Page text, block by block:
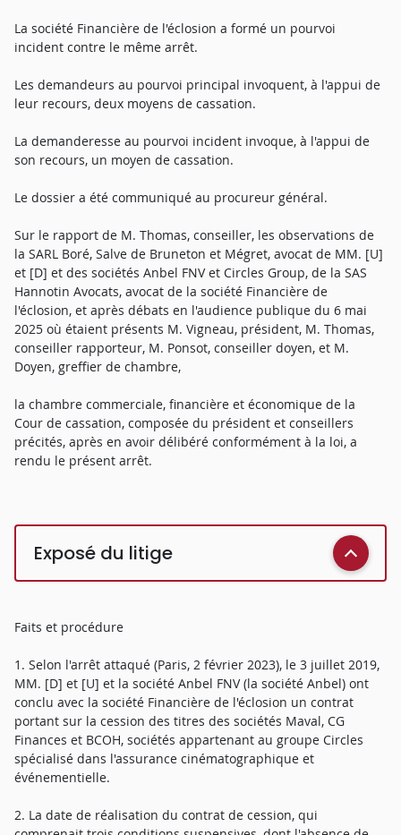
La société Financière de l'éclosion a formé un pourvoi
incident contre le même arrêt.
Les demandeurs au pourvoi principal invoquent, à l'appui de
leur recours, deux moyens de cassation.
La demanderesse au pourvoi incident invoque, à l'appui de
son recours, un moyen de cassation.
Le dossier a été communiqué au procureur général.
Sur le rapport de M. Thomas, conseiller, les observations de
la SARL Boré, Salve de Bruneton et Mégret, avocat de MM. [U]
et [D] et des sociétés Anbel FNV et Circles Group, de la SAS
Hannotin Avocats, avocat de la société Financière de
l'éclosion, et après débats en l'audience publique du 6 mai
2025 où étaient présents M. Vigneau, président, M. Thomas,
conseiller rapporteur, M. Ponsot, conseiller doyen, et M.
Doyen, greffier de chambre,
la chambre commerciale, financière et économique de la
Cour de cassation, composée du président et conseillers
précités, après en avoir délibéré conformément à la loi, a
rendu le présent arrêt.
Exposé du litige
Faits et procédure
1. Selon l'arrêt attaqué (Paris, 2 février 2023), le 3 juillet 2019,
MM. [D] et [U] et la société Anbel FNV (la société Anbel) ont
conclu avec la société Financière de l'éclosion un contrat
portant sur la cession des titres des sociétés Maval, CG
Finances et BCOH, sociétés appartenant au groupe Circles
spécialisé dans l'assurance cinématographique et
événementielle.
2. La date de réalisation du contrat de cession, qui